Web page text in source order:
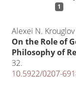
1
Alexei N.
On the Role of
Philosophy of
32.
10.5922/0207-